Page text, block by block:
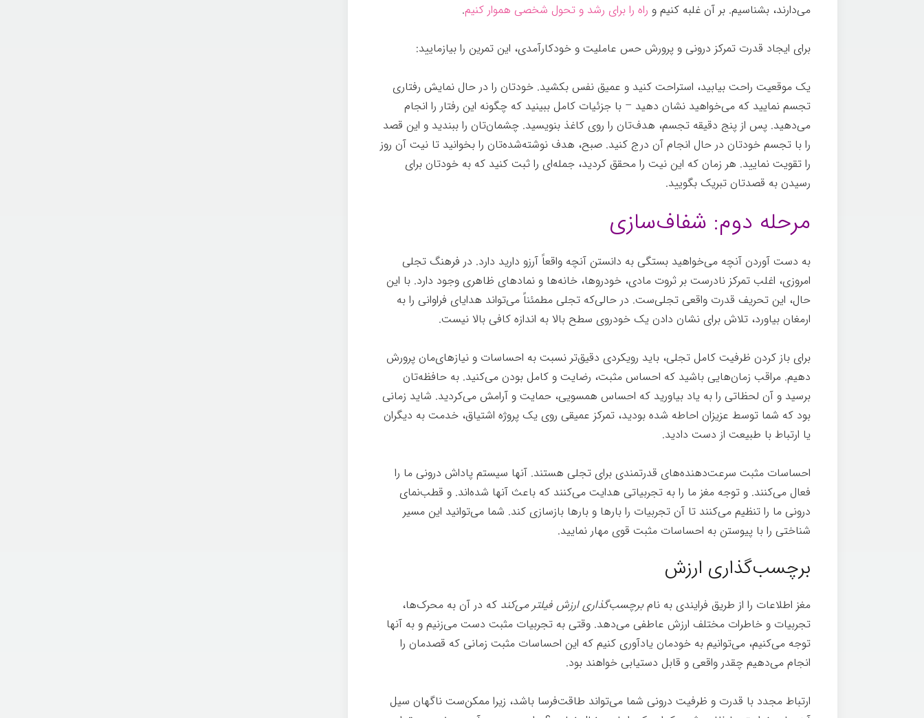
می‌دارند، بشناسیم. بر آن غلبه کنیم و راه را برای رشد و تحول شخصی هموار کنیم.
برای ایجاد قدرت تمرکز درونی و پرورش حس عاملیت و خودکارآمدی، این تمرین را بیازمایید:
یک موقعیت راحت بیابید، استراحت کنيد و عمیق نفس بکشید. خودتان را در حال نمایش رفتاری
تجسم نمايید که می‌خواهید نشان دهید – با جزئیات کامل ببینید که چگونه این رفتار را انجام
می‌دهید. پس از پنج دقیقه تجسم، هدف‌تان را روی کاغذ بنویسید. چشمان‌تان را ببندید و این قصد
را با تجسم خودتان در حال انجام آن درج کنيد. صبح، هدف نوشته‌شده‌تان را بخوانید تا نیت آن روز
را تقویت نماييد. هر زمان که این نیت را محقق کردید، جمله‌ای را ثبت کنيد که به خودتان برای
رسیدن به قصدتان تبریک بگویید.
مرحله دوم: شفاف‌سازی
به دست آوردن آنچه می‌خواهید بستگی به دانستن آنچه واقعاً آرزو دارید دارد. در فرهنگ تجلی
امروزی، اغلب تمرکز نادرست بر ثروت مادی، خودروها، خانه‌ها و نمادهای ظاهری وجود دارد. با این
حال، این تحریف قدرت واقعی تجلی‌ست. در حالی‌که تجلی مطمئناً می‌تواند هدایای فراوانی را به
ارمغان بیاورد، تلاش برای نشان دادن یک خودروی سطح بالا به اندازه کافی بالا نیست.
برای باز کردن ظرفیت کامل تجلی، باید رویکردی دقیق‌تر نسبت به احساسات و نیازهای‌مان پرورش
دهیم. مراقب زمان‌هایی باشید که احساس مثبت، رضایت و کامل بودن می‌کنید. به حافظه‌تان
برسید و آن لحظاتی را به یاد بیاورید که احساس همسویی، حمایت و آرامش می‌کردید. شاید زمانی
بود که شما توسط عزیزان احاطه شده بودید، تمرکز عمیقی روی یک پروژه اشتیاق، خدمت به دیگران
یا ارتباط با طبیعت از دست دادید.
احساسات مثبت سرعت‌دهنده‌های قدرتمندی برای تجلی هستند. آنها سیستم پاداش درونی ما را
فعال می‌کنند. و توجه مغز ما را به تجربیاتی هدایت می‌کنند که باعث آنها شده‌اند. و قطب‌نمای
درونی ما را تنظیم می‌کنند تا آن تجربیات را بارها و بارها بازسازی کند. شما می‌توانید این مسیر
شناختی را با پیوستن به احساسات مثبت قوی مهار نمایيد.
برچسب‌گذاری ارزش
مغز اطلاعات را از طریق فرایندی به نام برچسب‌گذاری ارزش فیلتر می‌کند که در آن به محرک‌ها،
تجربیات و خاطرات مختلف ارزش عاطفی می‌دهد. وقتی به تجربیات مثبت دست می‌زنیم و به آنها
توجه می‌کنیم، می‌توانیم به خودمان یادآوری کنیم که این احساسات مثبت زمانی که قصدمان را
انجام می‌دهیم چقدر واقعی و قابل دستیابی خواهند بود.
ارتباط مجدد با قدرت و ظرفیت درونی شما می‌تواند طاقت‌فرسا باشد، زیرا ممکن‌ست ناگهان سیل